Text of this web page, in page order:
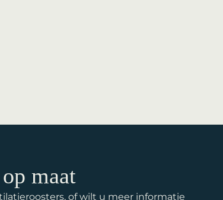
maat
of wilt u meer informatie